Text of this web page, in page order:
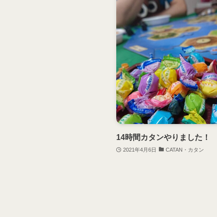
14時間カタンやりました！
2021年4月6日 CATAN・カタン